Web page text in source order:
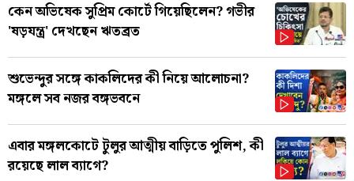
কেন অভিষেক সুপ্রিম কোর্টে গিয়েছিলেন? গভীর
'ষড়যন্ত্র' দেখছেন ঋতব্রত
শুভেন্দুর সঙ্গে কাকলিদের কী নিয়ে আলোচনা?
মঙ্গলে সব নজর বঙ্গভবনে
এবার মঙ্গলকোটে টুলুর আত্মীয় বাড়িতে পুলিশ, কী
রয়েছে লাল ব্যাগে?